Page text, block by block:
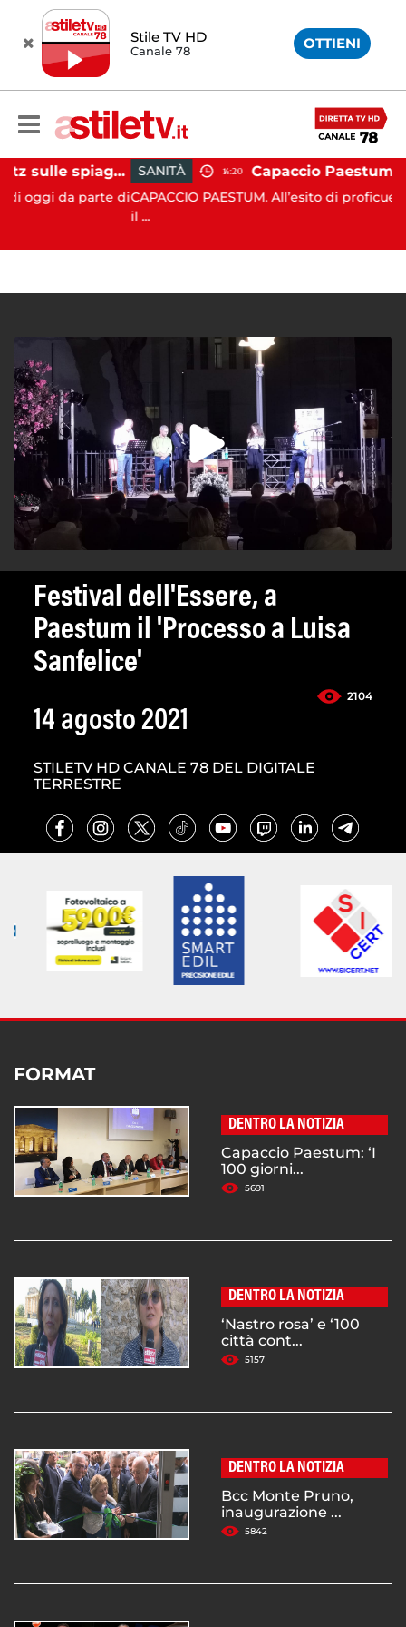
Stile TV HD
Canale 78 OTTIENI
Montecorice, blitz sulle spiagge libere: sequestrati oltre 300 ombrelloni e lettini lasciati sull’arenile
da parte di
SANITÀ 14:20
CAPACCIO PAESTUM. All’esito di proficue
Festival dell'Essere, a
Paestum il 'Processo a Luisa
Sanfelice'
2104
14 agosto 2021
STILETV HD CANALE 78 DEL DIGITALE
TERRESTRE
FORMAT
DENTRO LA NOTIZIA
Capaccio Paestum: ‘I
100 giorni...
5691
DENTRO LA NOTIZIA
‘Nastro rosa’ e ‘100
città cont...
5157
DENTRO LA NOTIZIA
Bcc Monte Pruno,
inaugurazione ...
5842